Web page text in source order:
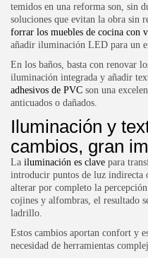
temidos en una reforma son, sin
soluciones que evitan la obra sin
forrar los muebles de cocina con
añadir iluminación LED para un
En los baños, basta con renovar
iluminación integrada y añadir
adhesivos de PVC son una
anticuados o dañados.
Iluminación y
cambios, gran
La iluminación es clave para
introducir puntos de luz indirecta
alterar por completo la percepción
cojines y alfombras, el resultado
ladrillo.
Estos cambios aportan confort y
necesidad de herramientas